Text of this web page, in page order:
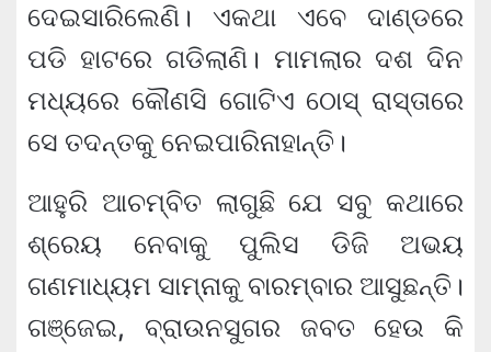
ଦେଇସାରିଲେଣି। ଏକଥା ଏବେ ଦାଣ୍ଡରେ
ପଡି ହାଟରେ ଗଡିଲାଣି। ମାମଲାର ଦଶ ଦିନ
ମଧ୍ୟରେ କୌଣସି ଗୋଟିଏ ଠୋସ୍ ରାସ୍ତାରେ
ସେ ତଦନ୍ତକୁ ନେଇପାରିନାହାନ୍ତି।
ଆହୁରି ଆଚମ୍ବିତ ଲାଗୁଛି ଯେ ସବୁ କଥାରେ
ଶ୍ରେୟ ନେବାକୁ ପୁଲିସ ଡିଜି ଅଭୟ
ଗଣମାଧ୍ୟମ ସାମ୍ନାକୁ ବାରମ୍ବାର ଆସୁଛନ୍ତି।
ଗଞ୍ଜେଇ, ବ୍ରାଉନସୁଗର ଜବତ ହେଉ କି